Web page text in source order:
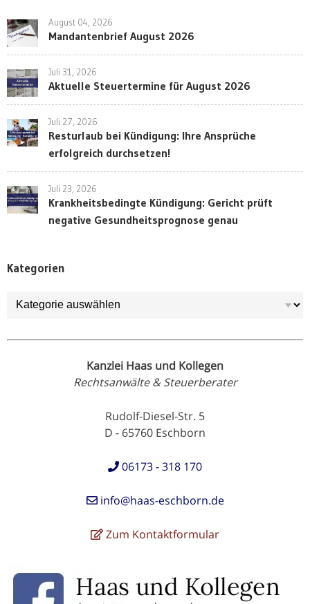
August 04, 2026
Mandantenbrief August 2026
Juli 31, 2026
Aktuelle Steuertermine für August 2026
Juli 27, 2026
Resturlaub bei Kündigung: Ihre Ansprüche
erfolgreich durchsetzen!
Juli 23, 2026
Krankheitsbedingte Kündigung: Gericht prüft
negative Gesundheitsprognose genau
Kategorien
Kategorien
Kanzlei Haas und Kollegen
Rechtsanwälte & Steuerberater
Rudolf-Diesel-Str. 5
D - 65760 Eschborn
06173 - 318 170
info@haas-eschborn.de
Zum Kontaktformular